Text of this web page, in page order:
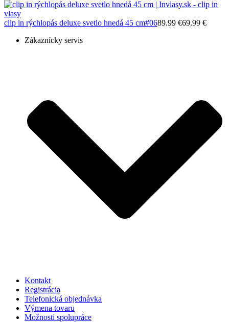
clip in rýchlopás deluxe svetlo hnedá 45 cm#0689.99 €69.99 €
Zákaznícky servis
Kontakt
Registrácia
Telefonická objednávka
Výmena tovaru
Možnosti spolupráce